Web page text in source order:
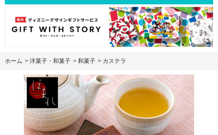
ホーム > 洋菓子・和菓子 > 和菓子 > カステラ